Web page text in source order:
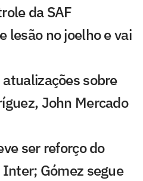
da SAF
lesão no joelho e vai
sobre
John Mercado
ser reforço do
Gómez segue